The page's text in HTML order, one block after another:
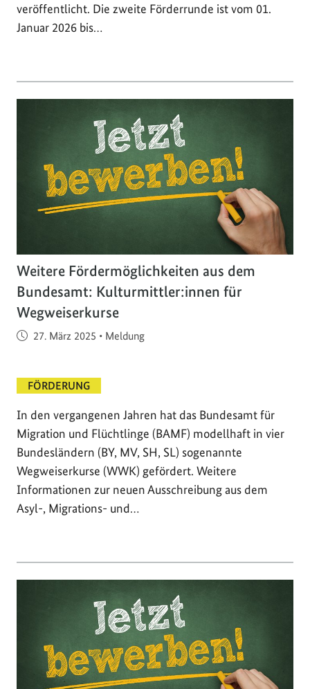
veröffentlicht. Die zweite Förderrunde ist vom 01.
Januar 2026 bis…
Weitere Fördermöglichkeiten aus dem
Bundesamt: Kulturmittler:innen für
Wegweiserkurse
Veröffentlicht am
27. März 2025 • Meldung
FÖRDERUNG
In den vergangenen Jahren hat das Bundesamt für
Migration und Flüchtlinge (BAMF) modellhaft in vier
Bundesländern (BY, MV, SH, SL) sogenannte
Wegweiserkurse (WWK) gefördert. Weitere
Informationen zur neuen Ausschreibung aus dem
Asyl-, Migrations- und…